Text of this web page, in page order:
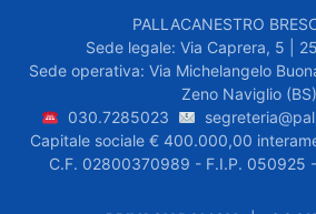
PALLACANESTRO
Sede legale: Via Caprera, 5 |
Sede operativa: Via Michelangelo
Zeno Naviglio (BS)
030.7285023
Capitale sociale € 400.000,00
C.F. 02800370989 - F.I.P. 050925